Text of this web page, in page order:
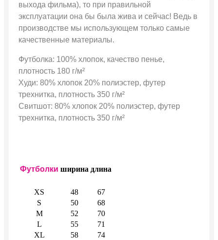
выхода фильма), то при правильной
эксплуатации она бы была жива и сейчас! Ведь в
производстве мы использующем только самые
качественные материалы.
Футболка: 100% хлопок, качество пенье,
плотность 180 г/м²
Худи: 80% хлопок 20% полиэстер, футер
трехнитка, плотность 350 г/м²
Свитшот: 80% хлопок 20% полиэстер, футер
трехнитка, плотность 350 г/м²
Футболки ширина длина
XS 48
67
S
50
68
M
52
70
L
55
71
XL
58
74